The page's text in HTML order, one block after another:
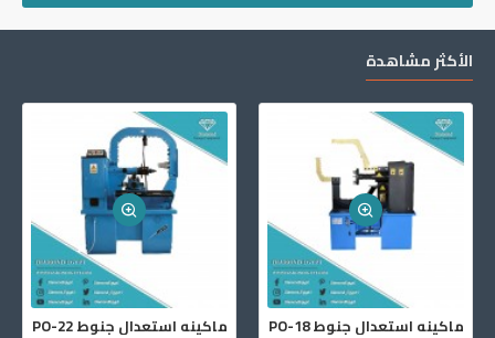
الأكثر مشاهدة
ماكينه استعدال جنوط PO-18 ماكينه استعدال جنوط PO-22